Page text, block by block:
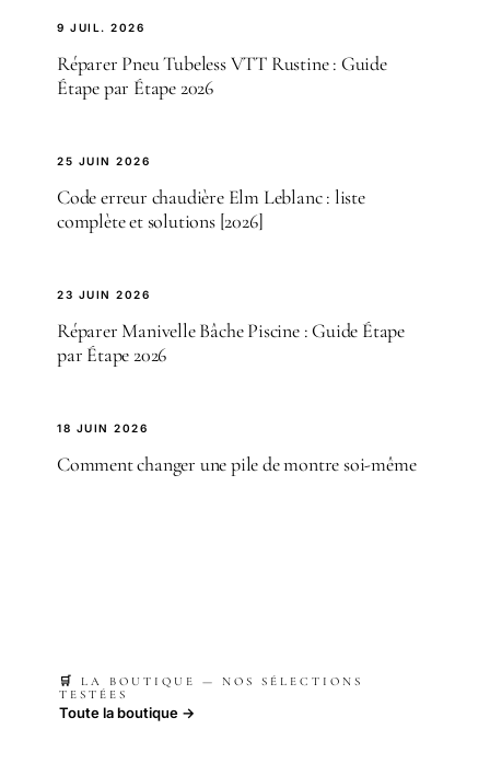
9 JUIL. 2026
Réparer Pneu Tubeless VTT Rustine : Guide
Étape par Étape 2026
25 JUIN 2026
Code erreur chaudière Elm Leblanc : liste
complète et solutions [2026]
23 JUIN 2026
Réparer Manivelle Bâche Piscine : Guide Étape
par Étape 2026
18 JUIN 2026
Comment changer une pile de montre soi-même
🛒 LA BOUTIQUE — NOS SÉLECTIONS
TESTÉES
Toute la boutique →